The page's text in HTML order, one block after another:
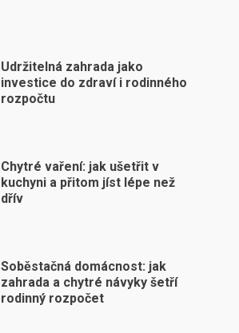
Udržitelná zahrada jako
investice do zdraví i rodinného
rozpočtu
Chytré vaření: jak ušetřit v
kuchyni a přitom jíst lépe než
dřív
Soběstačná domácnost: jak
zahrada a chytré návyky šetří
rodinný rozpočet